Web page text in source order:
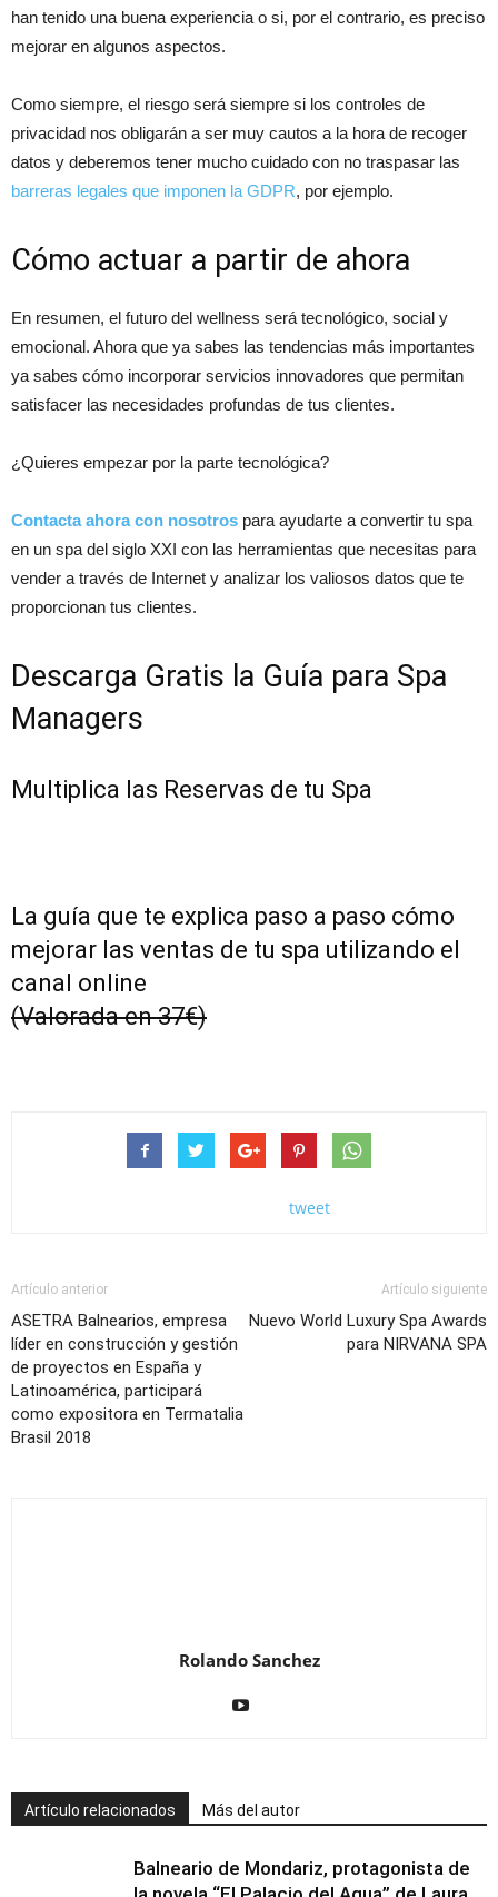
han tenido una buena experiencia o si, por el contrario, es preciso
mejorar en algunos aspectos.
Como siempre, el riesgo será siempre si los controles de
privacidad nos obligarán a ser muy cautos a la hora de recoger
datos y deberemos tener mucho cuidado con no traspasar las
barreras legales que imponen la GDPR, por ejemplo.
Cómo actuar a partir de ahora
En resumen, el futuro del wellness será tecnológico, social y
emocional. Ahora que ya sabes las tendencias más importantes
ya sabes cómo incorporar servicios innovadores que permitan
satisfacer las necesidades profundas de tus clientes.
¿Quieres empezar por la parte tecnológica?
Contacta ahora con nosotros para ayudarte a convertir tu spa
en un spa del siglo XXI con las herramientas que necesitas para
vender a través de Internet y analizar los valiosos datos que te
proporcionan tus clientes.
Descarga Gratis la Guía para Spa
Managers
Multiplica las Reservas de tu Spa
La guía que te explica paso a paso cómo
mejorar las ventas de tu spa utilizando el
canal online
(Valorada en 37€)
tweet
Artículo anterior
ASETRA Balnearios, empresa
líder en construcción y gestión
de proyectos en España y
Latinoamérica, participará
como expositora en Termatalia
Brasil 2018
Artículo siguiente
Nuevo World Luxury Spa Awards
para NIRVANA SPA
Rolando Sanchez
Artículo relacionados Más del autor
Balneario de Mondariz, protagonista de